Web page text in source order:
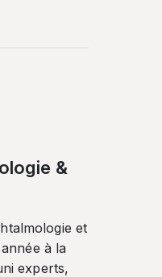
&
et
à la
experts,